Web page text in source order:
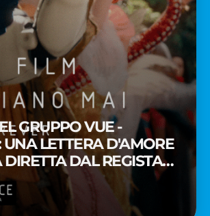
GRUPPO VUE -
UNA LETTERA D'AMORE
DAL REGISTA